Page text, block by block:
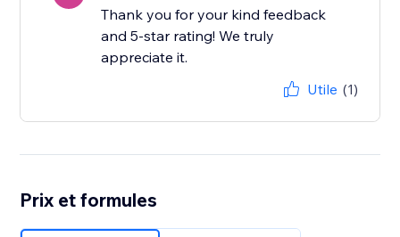
Thank you for your kind feedback
and 5-star rating! We truly
appreciate it.
Utile (1)
Prix et formules